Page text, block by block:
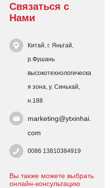
Связаться с
Нами
Китай, г. Яньтай,
р.Фушань
высокотехнологическа
я зона, у. Синьхай,
н.188
marketing@ytxinhai.
com
0086 13810384919
Вы также можете выбрать
онлайн-консультацию